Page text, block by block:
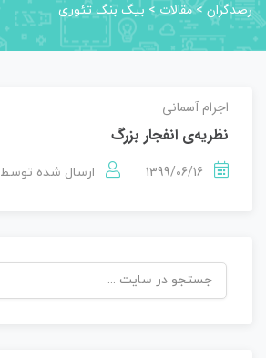
رصدگران>مقالات> بیگ بنگ تئوری
اجرام آسمانی
نظریه‌ی انفجار بزرگ
1399/06/16 ارسال شده توسط